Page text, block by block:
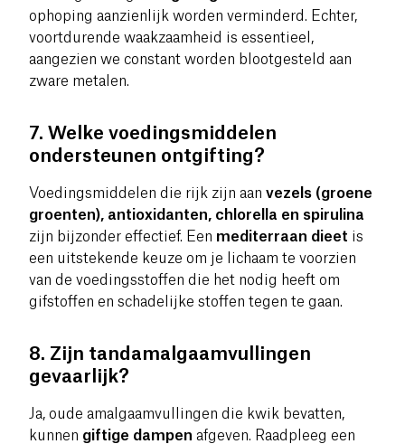
ophoping aanzienlijk worden verminderd. Echter,
voortdurende waakzaamheid is essentieel,
aangezien we constant worden blootgesteld aan
zware metalen.
7. Welke voedingsmiddelen
ondersteunen ontgifting?
Voedingsmiddelen die rijk zijn aan vezels (groene
groenten), antioxidanten, chlorella en spirulina
zijn bijzonder effectief. Een mediterraan dieet is
een uitstekende keuze om je lichaam te voorzien
van de voedingsstoffen die het nodig heeft om
gifstoffen en schadelijke stoffen tegen te gaan.
8. Zijn tandamalgaamvullingen
gevaarlijk?
Ja, oude amalgaamvullingen die kwik bevatten,
kunnen giftige dampen afgeven. Raadpleeg een